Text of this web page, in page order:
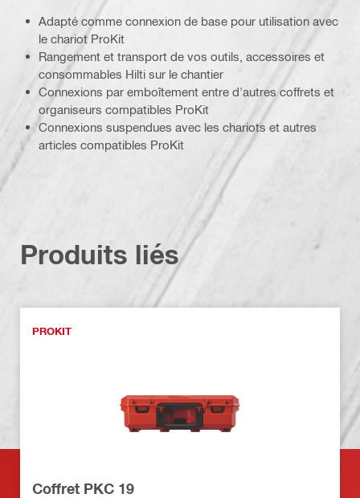
Adapté comme connexion de base pour utilisation avec
le chariot ProKit
Rangement et transport de vos outils, accessoires et
consommables Hilti sur le chantier
Connexions par emboîtement entre d'autres coffrets et
organiseurs compatibles ProKit
Connexions suspendues avec les chariots et autres
articles compatibles ProKit
Produits liés
PROKIT
Coffret PKC 19